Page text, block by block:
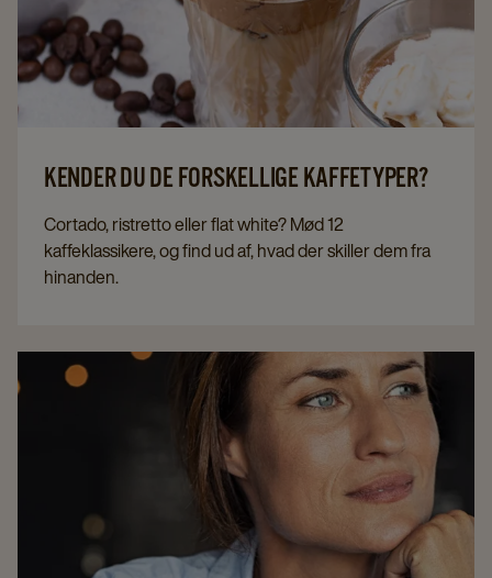
KENDER DU DE FORSKELLIGE KAFFETYPER?
Cortado, ristretto eller flat white? Mød 12
kaffeklassikere, og find ud af, hvad der skiller dem fra
hinanden.